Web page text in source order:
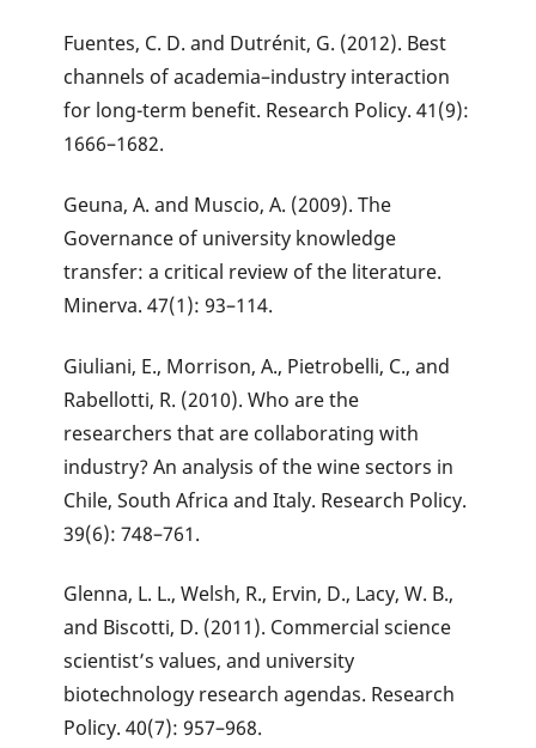
Fuentes, C. D. and Dutrénit, G. (2012). Best
channels of academia–industry interaction
for long-term benefit. Research Policy. 41(9):
1666–1682.
Geuna, A. and Muscio, A. (2009). The
Governance of university knowledge
transfer: a critical review of the literature.
Minerva. 47(1): 93–114.
Giuliani, E., Morrison, A., Pietrobelli, C., and
Rabellotti, R. (2010). Who are the
researchers that are collaborating with
industry? An analysis of the wine sectors in
Chile, South Africa and Italy. Research Policy.
39(6): 748–761.
Glenna, L. L., Welsh, R., Ervin, D., Lacy, W. B.,
and Biscotti, D. (2011). Commercial science
scientist’s values, and university
biotechnology research agendas. Research
Policy. 40(7): 957–968.